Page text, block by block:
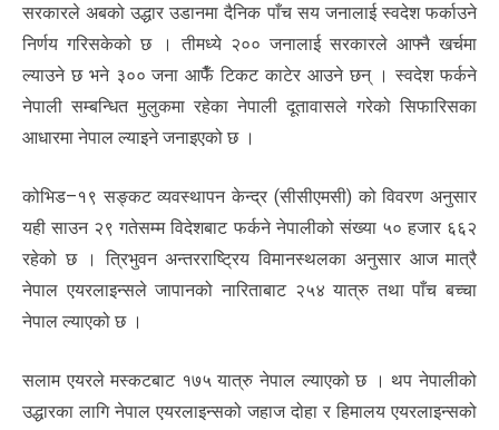
सरकारले अबको उद्धार उडानमा दैनिक पाँच सय जनालाई स्वदेश फर्काउने
निर्णय गरिसकेको छ । तीमध्ये २०० जनालाई सरकारले आफ्नै खर्चमा
ल्याउने छ भने ३०० जना आफैँ टिकट काटेर आउने छन् । स्वदेश फर्कने
नेपाली सम्बन्धित मुलुकमा रहेका नेपाली दूतावासले गरेको सिफारिसका
आधारमा नेपाल ल्याइने जनाइएको छ ।
कोभिड–१९ सङ्कट व्यवस्थापन केन्द्र (सीसीएमसी) को विवरण अनुसार
यही साउन २९ गतेसम्म विदेशबाट फर्कने नेपालीको संख्या ५० हजार ६६२
रहेको छ । त्रिभुवन अन्तरराष्ट्रिय विमानस्थलका अनुसार आज मात्रै
नेपाल एयरलाइन्सले जापानको नारिताबाट २५४ यात्रु तथा पाँच बच्चा
नेपाल ल्याएको छ ।
सलाम एयरले मस्कटबाट १७५ यात्रु नेपाल ल्याएको छ । थप नेपालीको
उद्धारका लागि नेपाल एयरलाइन्सको जहाज दोहा र हिमालय एयरलाइन्सको